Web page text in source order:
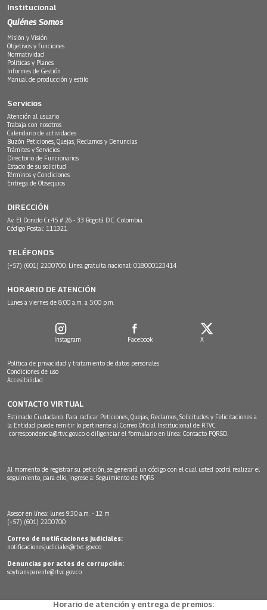
Institucional
Quiénes Somos
Misión y Visión
Objetivos y funciones
Normatividad
Políticas y Planes
Informes de Gestión
Manual de producción y estilo
Servicios
Atención al usuario
Trabaja con nosotros
Calendario de actividades
Buzón Peticiones, Quejas, Reclamos y Denuncias
Trámites y Servicios
Directorio de Funcionarios
Estado de su solicitud
Términos y Condiciones
Entrega de Obsequios
DIRECCIÓN
Av. El Dorado Cr.45 # 26 - 33 Bogotá D.C. Colombia.
Código Postal: 111321
TELÉFONOS
(+57) (601) 2200700. Línea gratuita nacional: 018000123414
HORARIO DE ATENCIÓN
Lunes a viernes de 8:00 a.m. a 5:00 p.m.
Instagram Facebook X
Política de privacidad y tratamiento de datos personales
Condiciones de uso
Accesibilidad
CONTACTO VIRTUAL
Estimado Ciudadano: Para radicar Peticiones, Quejas, Reclamos, Solicitudes y Felicitaciones a
la Entidad puede remitir lo pertinente al Correo Oficial Institucional de RTVC
correspondencia@rtvc.gov.co o diligenciar el formulario en línea: Contacto PQRSD.
Al momento de registrar su petición, se generará un código con el cual usted podrá realizar el
seguimiento, para ello, ingrese a: Seguimiento de PQRS
Asesor en línea: lunes 9:30 a.m. - 12 m
(+57) (601) 2200700
Correo de notificaciones judiciales:
notificacionesjudiciales@rtvc.gov.co
Denuncias por actos de corrupción:
soytransparente@rtvc.gov.co
Horario de atención y entrega de premios: